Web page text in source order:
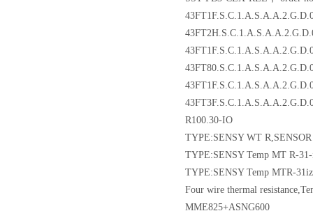
R100.30-IO
TYPE:SENSY WT
TYPE:SENSY Temp MT R-
TYPE:SENSY Temp MTR-
Four wire thermal
MME825+ASNG600